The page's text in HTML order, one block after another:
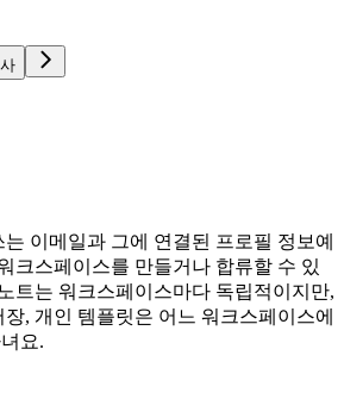
이메일과 그에 연결된 프로필 정보예
크스페이스를 만들거나 합류할 수 있
트는 워크스페이스마다 독립적이지만,
, 개인 템플릿은 어느 워크스페이스에
요.